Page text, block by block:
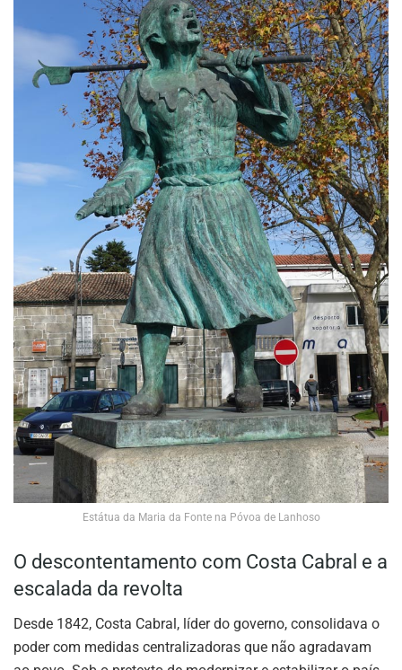
Estátua da Maria da Fonte na Póvoa de Lanhoso
O descontentamento com Costa Cabral e a
escalada da revolta
Desde 1842, Costa Cabral, líder do governo, consolidava o
poder com medidas centralizadoras que não agradavam